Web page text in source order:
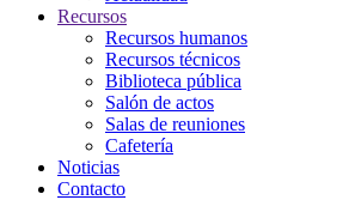
Recursos
Recursos humanos
Recursos técnicos
Biblioteca pública
Salón de actos
Salas de reuniones
Cafetería
Noticias
Contacto